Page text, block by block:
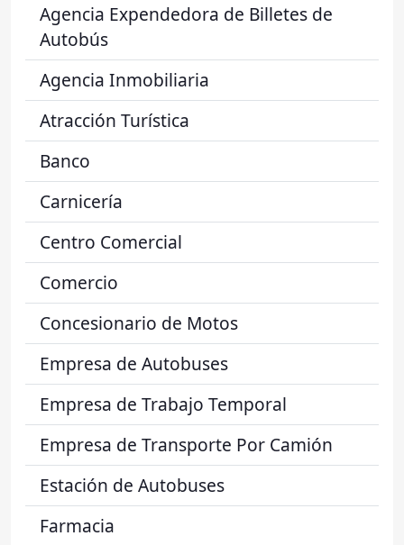
Agencia Expendedora de Billetes de
Autobús
Agencia Inmobiliaria
Atracción Turística
Banco
Carnicería
Centro Comercial
Comercio
Concesionario de Motos
Empresa de Autobuses
Empresa de Trabajo Temporal
Empresa de Transporte Por Camión
Estación de Autobuses
Farmacia